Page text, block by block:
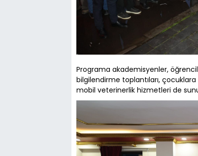
Programa akademisyenler,
bilgilendirme toplantıları,
mobil veterinerlik hizmetleri de